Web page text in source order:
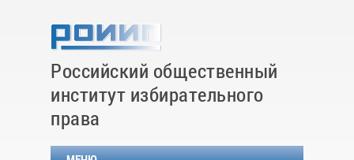
Российский общественный
институт избирательного
права